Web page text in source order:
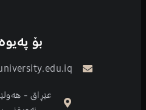
بۆ
عێڕاق - هەولێر - 100